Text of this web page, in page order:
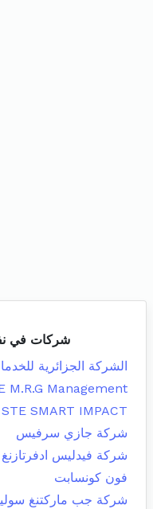
شركات في
الشركة الجزائرية
M.R.G Management
STE SMART IMPACT
شركة جازي سرفيس
شركة فيدليس ادفرتازنغ
فون كونسابت
شركة جب ماركتنغ